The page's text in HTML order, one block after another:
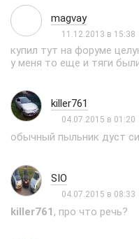
magvay
11.12.2013 в 15:38
купил тут на форуме
у меня то еще и тяги
killer761
04.07.2015 в 01:20
обычный пыльник дуст
SIO
04.07.2015 в 08:33
killer761, про что речь?